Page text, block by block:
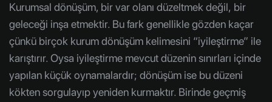
Kurumsal dönüşüm, bir var olanı düzeltmek değil, bir
geleceği inşa etmektir. Bu fark genellikle gözden kaçar
çünkü birçok kurum dönüşüm kelimesini “iyileştirme” ile
karıştırır. Oysa iyileştirme mevcut düzenin sınırları içinde
yapılan küçük oynamalardır; dönüşüm ise bu düzeni
kökten sorgulayıp yeniden kurmaktır. Birinde geçmiş